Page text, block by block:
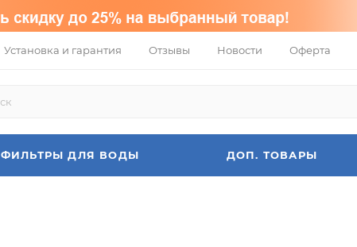
Установка и гарантия Отзывы Новости Оферта
ФИЛЬТРЫ ДЛЯ ВОДЫ ДОП. ТОВАРЫ